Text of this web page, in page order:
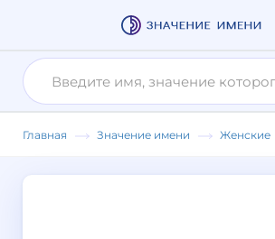
Главная Значение имени Женские